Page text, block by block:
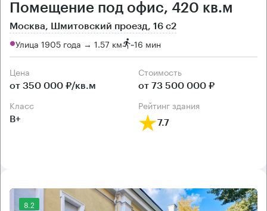
Помещение под офис, 420 кв.м
Москва, Шмитовский проезд, 16 с2
Улица 1905 года → 1.57 км ~16 мин
Цена
от 350 000 ₽/кв.м
Cтоимость
от 73 500 000 ₽
класс
B+
рейтинг здания
7.7
8.2